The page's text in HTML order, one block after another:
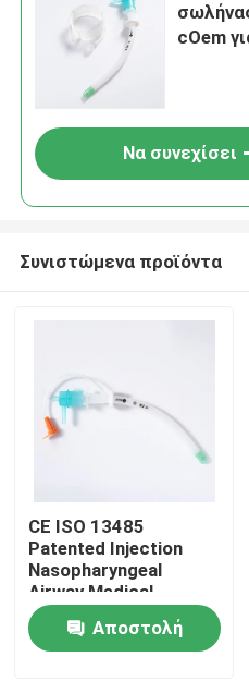
Αρχική Σελίδα
Προϊόντα
cOem
Να συνεχίσει
Συνιστώμενα προϊόντα
CE ISO 13485
Patented Injection
Nasopharyngeal
Airway Medical
Silicone Hydrophilic
coating OEM ODM
Αποστολή